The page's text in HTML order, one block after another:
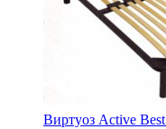
Виртуоз Active Best